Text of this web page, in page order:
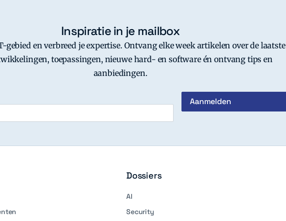
Inspiratie in je mailbox
gebied en verbreed je expertise. Ontvang elke week artikelen over de laatste
toepassingen, nieuwe hard- en software én ontvang tips en
aanbiedingen.
Dossiers
AI
Security